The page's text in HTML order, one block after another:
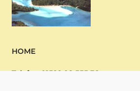
HOME
Telefon 01522 98 555 38